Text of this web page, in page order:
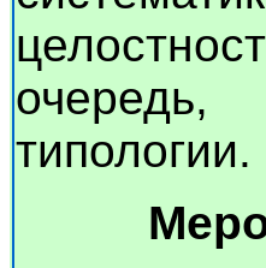
типологии.